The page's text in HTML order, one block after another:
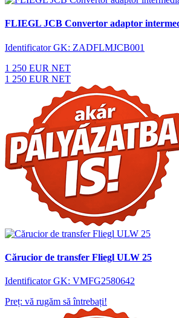
FLIEGL JCB Convertor adaptor
Identificator GK: ZADFLMJCB001
1 250 EUR NET
1 250 EUR NET
Cărucior de transfer Fliegl ULW 25
Identificator GK: VMFG2580642
Preț: vă rugăm să întrebați!